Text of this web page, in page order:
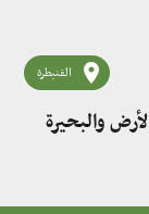
القنيطرة
والبحيرة